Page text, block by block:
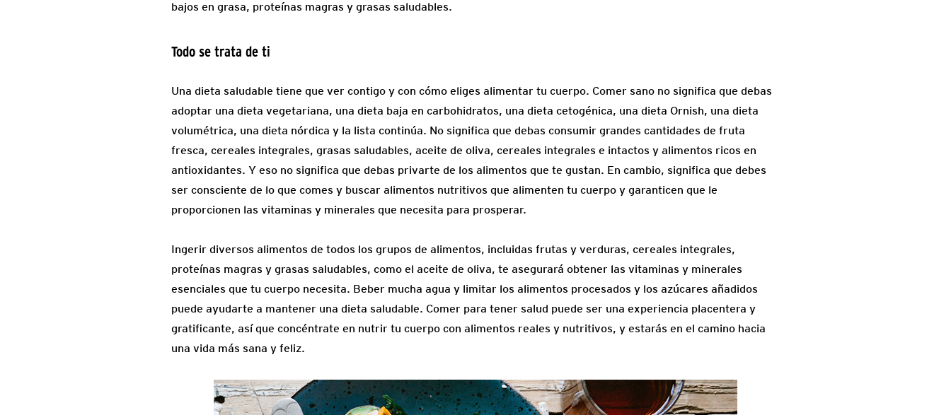
bajos en grasa, proteínas magras y grasas saludables.
Todo se trata de ti
Una dieta saludable tiene que ver contigo y con cómo eliges alimentar tu cuerpo. Comer sano no significa que debas
adoptar una dieta vegetariana, una dieta baja en carbohidratos, una dieta cetogénica, una dieta Ornish, una dieta
volumétrica, una dieta nórdica y la lista continúa. No significa que debas consumir grandes cantidades de fruta
fresca, cereales integrales, grasas saludables, aceite de oliva, cereales integrales e intactos y alimentos ricos en
antioxidantes. Y eso no significa que debas privarte de los alimentos que te gustan. En cambio, significa que debes
ser consciente de lo que comes y buscar alimentos nutritivos que alimenten tu cuerpo y garanticen que le
proporcionen las vitaminas y minerales que necesita para prosperar.
Ingerir diversos alimentos de todos los grupos de alimentos, incluidas frutas y verduras, cereales integrales,
proteínas magras y grasas saludables, como el aceite de oliva, te asegurará obtener las vitaminas y minerales
esenciales que tu cuerpo necesita. Beber mucha agua y limitar los alimentos procesados y los azúcares añadidos
puede ayudarte a mantener una dieta saludable. Comer para tener salud puede ser una experiencia placentera y
gratificante, así que concéntrate en nutrir tu cuerpo con alimentos reales y nutritivos, y estarás en el camino hacia
una vida más sana y feliz.